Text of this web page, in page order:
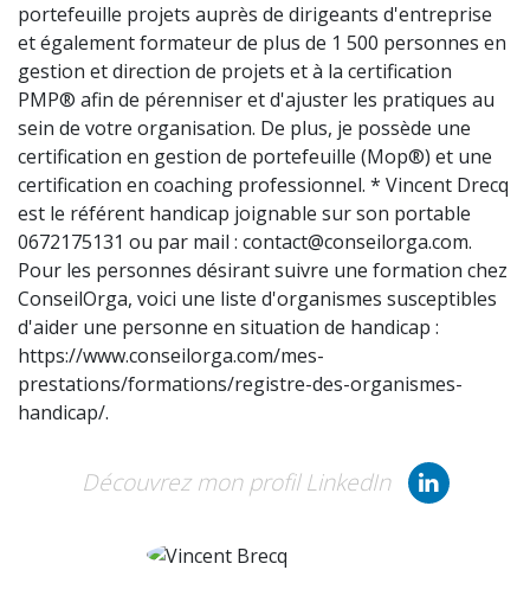
portefeuille projets auprès de dirigeants d'entreprise
et également formate​ur de plus de 1 500 personnes en
gestion et direction de projets et à la certification
PMP® afin de pérennise​r et d'ajuster les pratiques​ au
sein de votre organisation. De plus, je possède une
certification en gestion de portefeuille (Mop®) et une
certification en coaching professionnel. * Vincent Drecq
est le référent handicap joignable sur son portable
0672175131 ou par mail : contact@conseilorga.com.
Pour les personnes désirant suivre une formation chez
ConseilOrga, voici une liste d'organismes susceptibles
d'aider une personne en situation de handicap :
https://www.conseilorga.com/mes-
prestations/formations/registre-des-organismes-
handicap/.
Découvrez mon profil LinkedIn